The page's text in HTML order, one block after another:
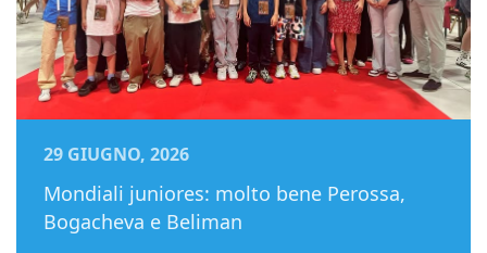
29 GIUGNO, 2026
Mondiali juniores: molto bene Perossa,
Bogacheva e Beliman